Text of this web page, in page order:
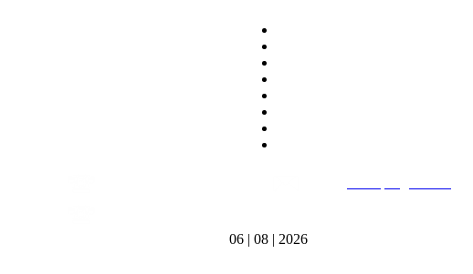
06 | 08 | 2026